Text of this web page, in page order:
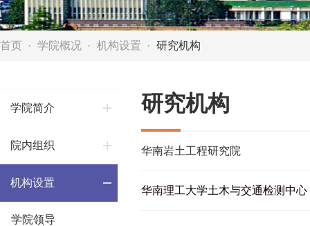
首页 学院概况 机构设置 研究机构
学院简介
院内组织
机构设置
学院领导
研究机构
华南岩土工程研究院
华南理工大学土木与交通检测中心